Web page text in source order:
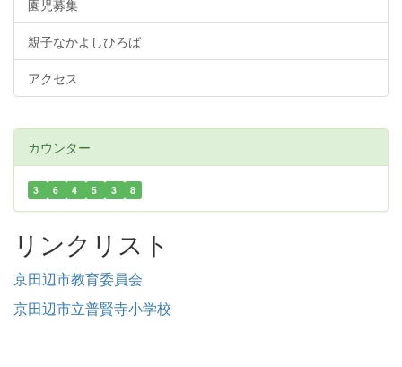
園児募集
親子なかよしひろば
アクセス
カウンター
3 6 4 5 3 8
リンクリスト
京田辺市教育委員会
京田辺市立普賢寺小学校